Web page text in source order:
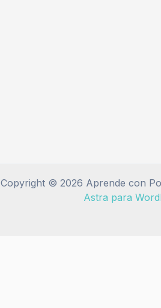
Copyright © 2026 Aprende con
Astra para